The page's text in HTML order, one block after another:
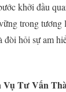
khởi đầu
trong
hỏi sự am
Tư Vấn